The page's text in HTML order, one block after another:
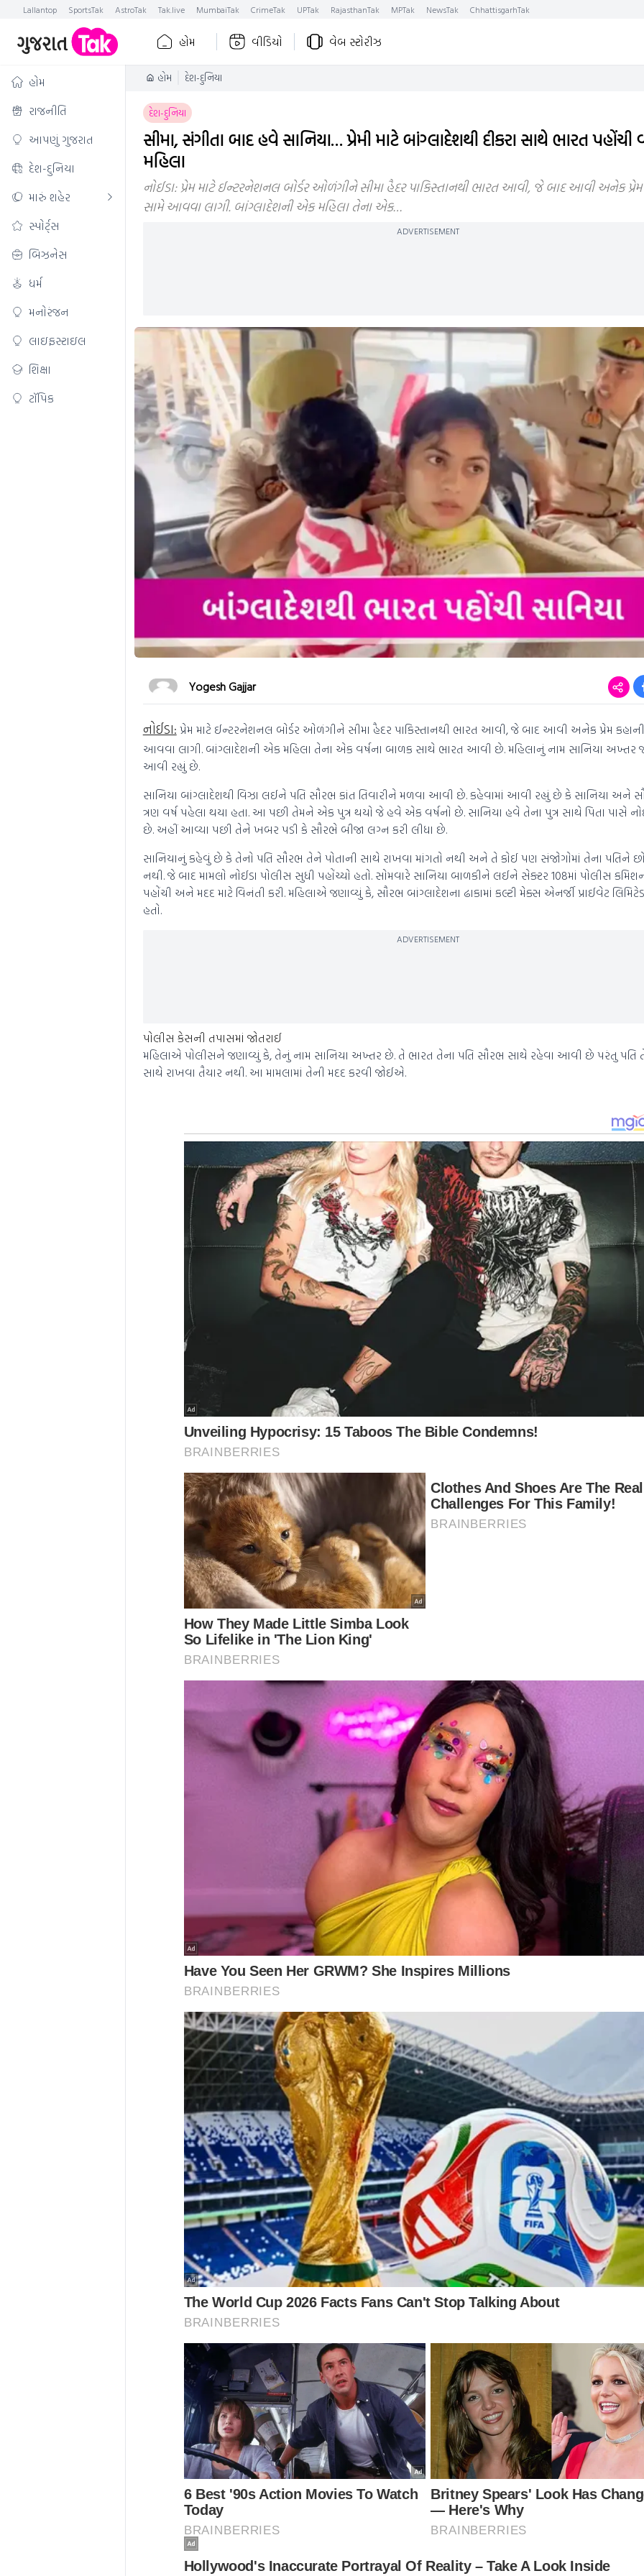
Lallantop SportsTak AstroTak Tak.live MumbaiTak CrimeTak UPTak RajasthanTak MPTak NewsTak ChhattisgarhTak
હોમ વીડિયો વેબ સ્ટોરીઝ
હોમ
રાજનીતિ
આપણું ગુજરાત
દેશ-દુનિયા
મારું શહેર
સ્પોર્ટ્સ
બિઝનેસ
ધર્મ
મનોરંજન
લાઇફસ્ટાઇલ
શિક્ષા
ટૉપિક
હોમ દેશ-દુનિયા
દેશ-દુનિયા
સીમા, સંગીતા બાદ હવે સાનિયા… પ્રેમી માટે બાંગ્લાદેશથી દીકરા સાથે ભારત
મહિલા
નોઈડા: પ્રેમ માટે ઈન્ટરનેશનલ બોર્ડર ઓળંગીને સીમા હૈદર પાકિસ્તાનથી ભારત આવી, જે બાદ આવી અનેક
સામે આવવા લાગી. બાંગ્લાદેશની એક મહિલા તેના એક…
ADVERTISEMENT
Yogesh Gajjar
નોઈડા: પ્રેમ માટે ઈન્ટરનેશનલ બોર્ડર ઓળંગીને સીમા હૈદર પાકિસ્તાનથી ભારત આવી, જે બાદ આવી અનેક પ્રેમ
આવવા લાગી. બાંગ્લાદેશની એક મહિલા તેના એક વર્ષના બાળક સાથે ભારત આવી છે. મહિલાનું નામ સાનિયા અખ્તર
આવી રહ્યું છે.
સાનિયા બાંગ્લાદેશથી વિઝા લઈને પતિ સૌરભ કાંત તિવારીને મળવા આવી છે. કહેવામાં આવી રહ્યું છે કે સાનિયા અને
ત્રણ વર્ષ પહેલા થયા હતા. આ પછી તેમને એક પુત્ર થયો જે હવે એક વર્ષનો છે. સાનિયા હવે તેના પુત્ર સાથે પિતા પાસે
છે. અહીં આવ્યા પછી તેને ખબર પડી કે સૌરભે બીજા લગ્ન કરી લીધા છે.
સાનિયાનું કહેવું છે કે તેનો પતિ સૌરભ તેને પોતાની સાથે રાખવા માંગતો નથી અને તે કોઈ પણ સંજોગોમાં તેના પતિને
નથી. જે બાદ મામલો નોઈડા પોલીસ સુધી પહોંચ્યો હતો. સોમવારે સાનિયા બાળકીને લઈને સેક્ટર 108માં પોલીસ
પહોંચી અને મદદ માટે વિનંતી કરી. મહિલાએ જણાવ્યું કે, સૌરભ બાંગ્લાદેશના ઢાકામાં કલ્ટી મેક્સ એનર્જી પ્રાઈવેટ
હતો.
ADVERTISEMENT
પોલીસ કેસની તપાસમાં જોતરાઈ
મહિલાએ પોલીસને જણાવ્યું કે, તેનું નામ સાનિયા અખ્તર છે. તે ભારત તેના પતિ સૌરભ સાથે રહેવા આવી છે પરંતુ પતિ
સાથે રાખવા તૈયાર નથી. આ મામલામાં તેની મદદ કરવી જોઈએ.